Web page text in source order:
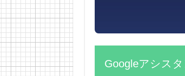
Googleアシス